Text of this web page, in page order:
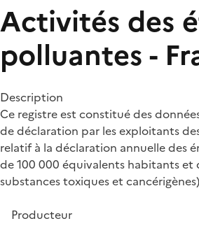
Activités des
polluantes -
Description
Ce registre est constitué des
de déclaration par les exploitants
relatif à la déclaration annuelle des
de 100 000 équivalents habitants et
substances toxiques et
Producteur